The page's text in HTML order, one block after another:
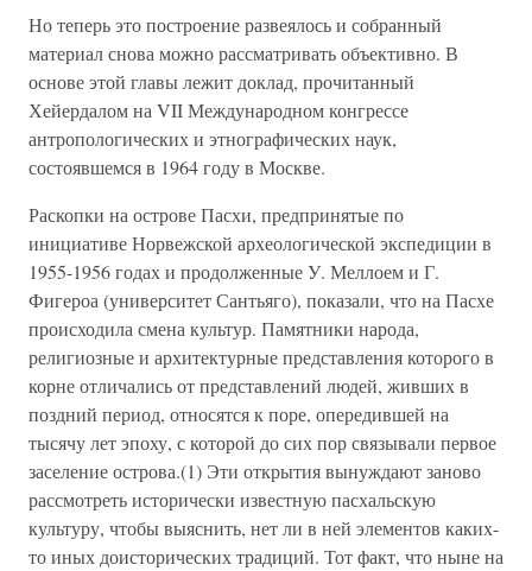
Но теперь это построение развеялось и собранный
материал снова можно рассматривать объективно. В
основе этой главы лежит доклад, прочитанный
Хейердалом на VII Международном конгрессе
антропологических и этнографических наук,
состоявшемся в 1964 году в Москве.
Раскопки на острове Пасхи, предпринятые по
инициативе Норвежской археологической экспедиции в
1955-1956 годах и продолженные У. Меллоем и Г.
Фигероа (университет Сантьяго), показали, что на Пасхе
происходила смена культур. Памятники народа,
религиозные и архитектурные представления которого в
корне отличались от представлений людей, живших в
поздний период, относятся к поре, опередившей на
тысячу лет эпоху, с которой до сих пор связывали первое
заселение острова.(1) Эти открытия вынуждают заново
рассмотреть исторически известную пасхальскую
культуру, чтобы выяснить, нет ли в ней элементов каких-
то иных доисторических традиций. Тот факт, что ныне на